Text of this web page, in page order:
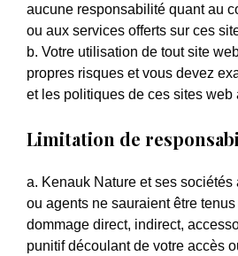
aucune responsabilité quant au
ou aux services offerts sur ces
b. Votre utilisation de tout site
propres risques et vous devez
et les politiques de ces sites web
Limitation de
a. Kenauk Nature et ses
ou agents ne sauraient être
dommage direct, indirect,
punitif découlant de votre accès